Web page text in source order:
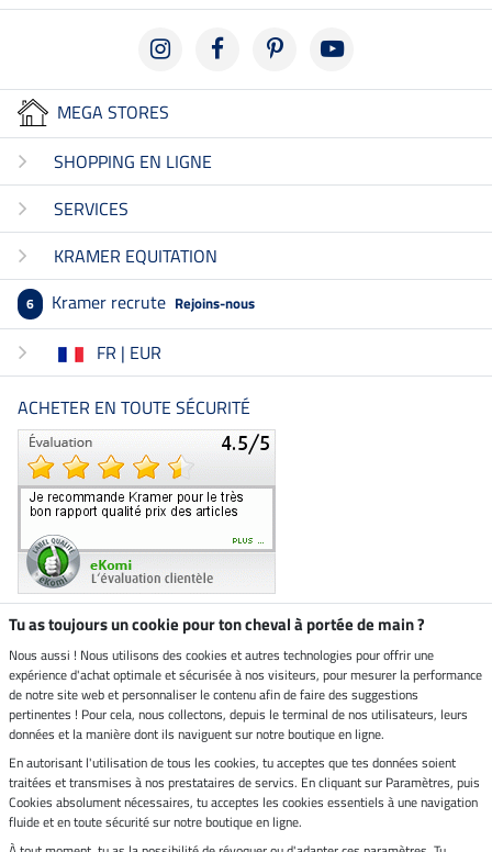
MEGA STORES
SHOPPING EN LIGNE
SERVICES
KRAMER EQUITATION
6 Kramer recrute Rejoins-nous
FR | EUR
ACHETER EN TOUTE SÉCURITÉ
Boutique climatiquement
neutre
Livraison par
Paiement sécurisé
Tu as toujours un cookie pour ton cheval à portée de main ?
Nous aussi ! Nous utilisons des cookies et autres technologies pour offrir une
expérience d'achat optimale et sécurisée à nos visiteurs, pour mesurer la performance
de notre site web et personnaliser le contenu afin de faire des suggestions
pertinentes ! Pour cela, nous collectons, depuis le terminal de nos utilisateurs, leurs
données et la manière dont ils naviguent sur notre boutique en ligne.
En autorisant l'utilisation de tous les cookies, tu acceptes que tes données soient
traitées et transmises à nos prestataires de servics. En cliquant sur Paramètres, puis
Cookies absolument nécessaires, tu acceptes les cookies essentiels à une navigation
fluide et en toute sécurité sur notre boutique en ligne.